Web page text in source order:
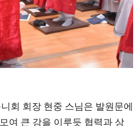
회 회장 현중 스님은 발원문에
여 큰 강을 이루듯 협력과 상